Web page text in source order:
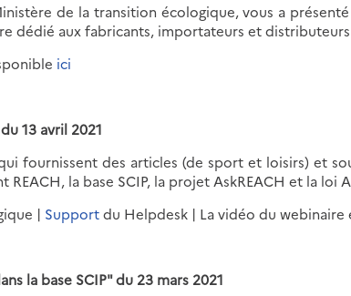
de la transition écologique, vous a
dédié aux fabricants, importateurs et
ici
13 avril 2021
fournissent des articles (de sport et loisirs) et
la base SCIP, la projet AskREACH et la loi
| Supportdu Helpdesk | La vidéo du webinaire
la base SCIP" du 23 mars 2021